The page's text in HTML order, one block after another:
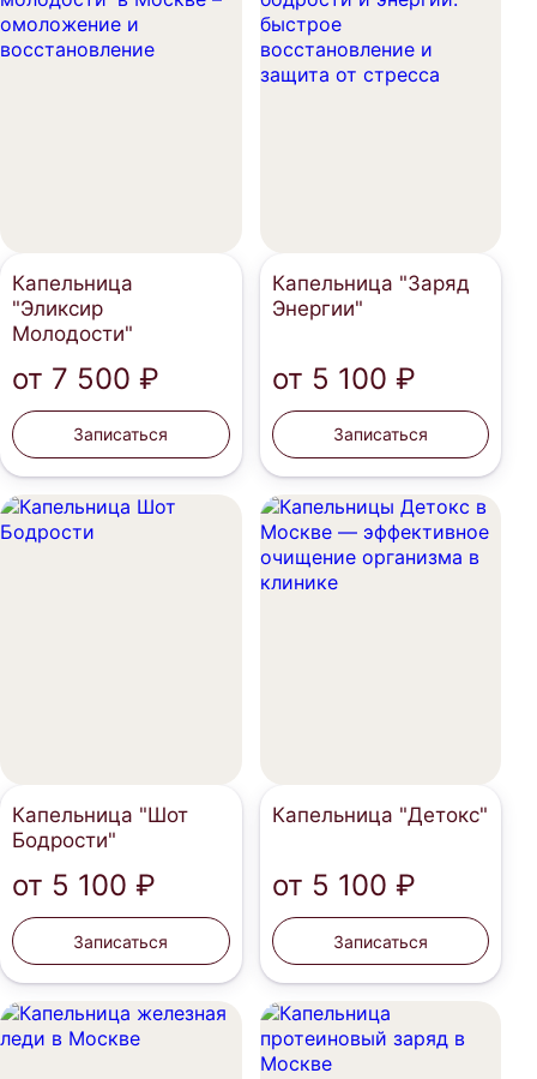
Капельница
"Эликсир
Молодости"
от 7 500 ₽
Записаться
Капельница "Заряд
Энергии"
от 5 100 ₽
Записаться
Капельница "Шот
Бодрости"
от 5 100 ₽
Записаться
Капельница "Детокс"
от 5 100 ₽
Записаться